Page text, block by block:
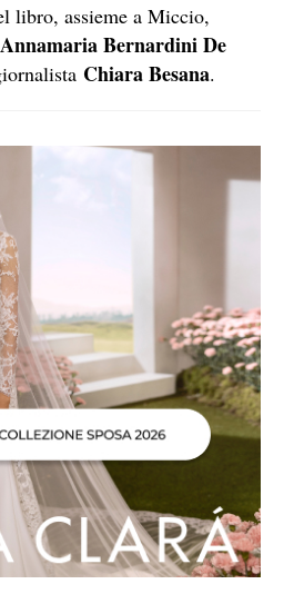
libro, assieme a Miccio,
Annamaria Bernardini De
Chiara Besana.